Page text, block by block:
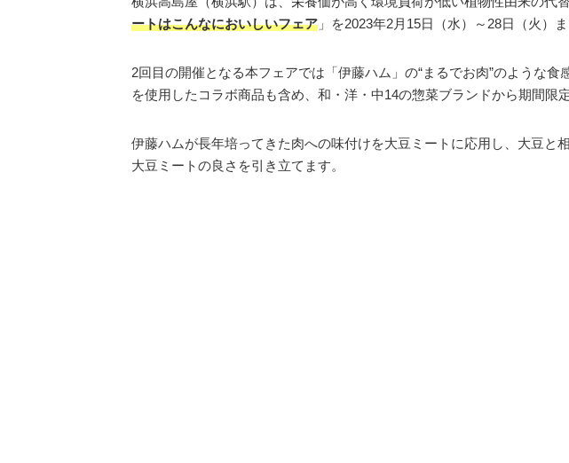
ートはこんなにおいしいフェア 」を2023年2月15日（水）～28日（火）ま
2回目の開催となる本フェアでは「伊藤ハム」の“まるでお肉”のような食
を使用したコラボ商品も含め、和・洋・中14の惣菜ブランドから期間限
伊藤ハムが長年培ってきた肉への味付けを大豆ミートに応用し、大豆と
大豆ミートの良さを引き立てます。